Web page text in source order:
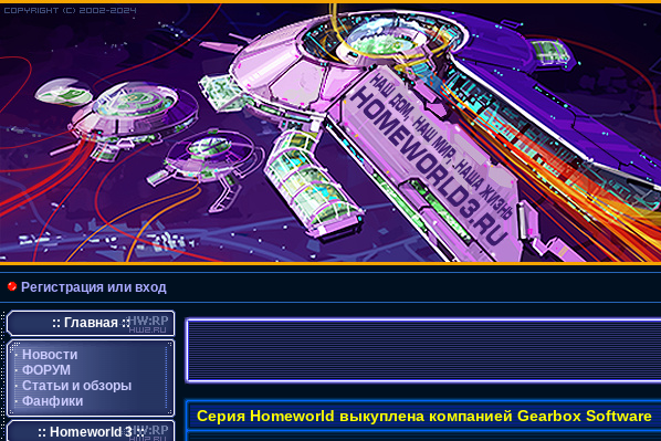
Регистрация или вход
:: Главная ::
· Новости
· ФОРУМ
· Статьи и обзоры
· Фанфики
:: Homeworld 3 ::
Серия Homeworld выкуплена компанией Gearbox Software